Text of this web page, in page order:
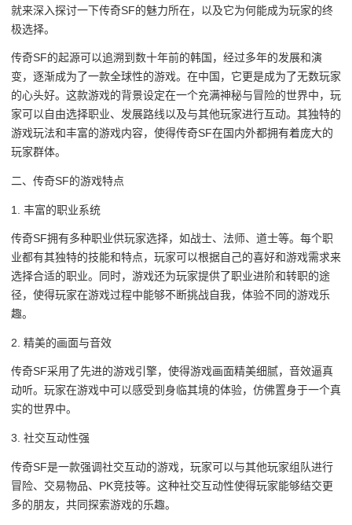
就来深入探讨一下传奇SF的魅力所在，以及它为何能成为玩家的终
极选择。
传奇SF的起源可以追溯到数十年前的韩国，经过多年的发展和演
变，逐渐成为了一款全球性的游戏。在中国，它更是成为了无数玩家
的心头好。这款游戏的背景设定在一个充满神秘与冒险的世界中，玩
家可以自由选择职业、发展路线以及与其他玩家进行互动。其独特的
游戏玩法和丰富的游戏内容，使得传奇SF在国内外都拥有着庞大的
玩家群体。
二、传奇SF的游戏特点
1. 丰富的职业系统
传奇SF拥有多种职业供玩家选择，如战士、法师、道士等。每个职
业都有其独特的技能和特点，玩家可以根据自己的喜好和游戏需求来
选择合适的职业。同时，游戏还为玩家提供了职业进阶和转职的途
径，使得玩家在游戏过程中能够不断挑战自我，体验不同的游戏乐
趣。
2. 精美的画面与音效
传奇SF采用了先进的游戏引擎，使得游戏画面精美细腻，音效逼真
动听。玩家在游戏中可以感受到身临其境的体验，仿佛置身于一个真
实的世界中。
3. 社交互动性强
传奇SF是一款强调社交互动的游戏，玩家可以与其他玩家组队进行
冒险、交易物品、PK竞技等。这种社交互动性使得玩家能够结交更
多的朋友，共同探索游戏的乐趣。